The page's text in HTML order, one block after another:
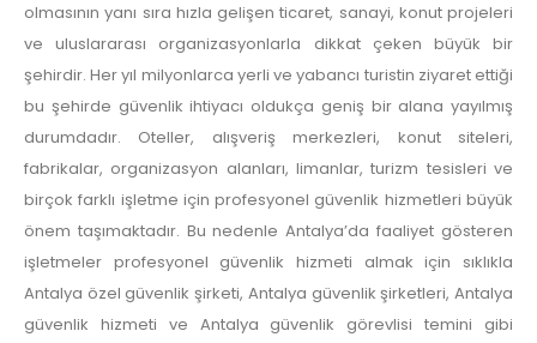
olmasının yanı sıra hızla gelişen ticaret, sanayi, konut projeleri
ve uluslararası organizasyonlarla dikkat çeken büyük bir
şehirdir. Her yıl milyonlarca yerli ve yabancı turistin ziyaret ettiği
bu şehirde güvenlik ihtiyacı oldukça geniş bir alana yayılmış
durumdadır. Oteller, alışveriş merkezleri, konut siteleri,
fabrikalar, organizasyon alanları, limanlar, turizm tesisleri ve
birçok farklı işletme için profesyonel güvenlik hizmetleri büyük
önem taşımaktadır. Bu nedenle Antalya’da faaliyet gösteren
işletmeler profesyonel güvenlik hizmeti almak için sıklıkla
Antalya özel güvenlik şirketi, Antalya güvenlik şirketleri, Antalya
güvenlik hizmeti ve Antalya güvenlik görevlisi temini gibi